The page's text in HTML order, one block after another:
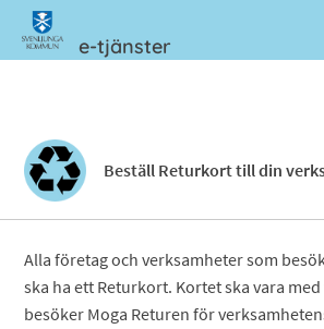
e-tjänster
Beställ Returkort till din
Alla företag och verksamheter som
ska ha ett Returkort. Kortet ska vara
besöker Moga Returen för